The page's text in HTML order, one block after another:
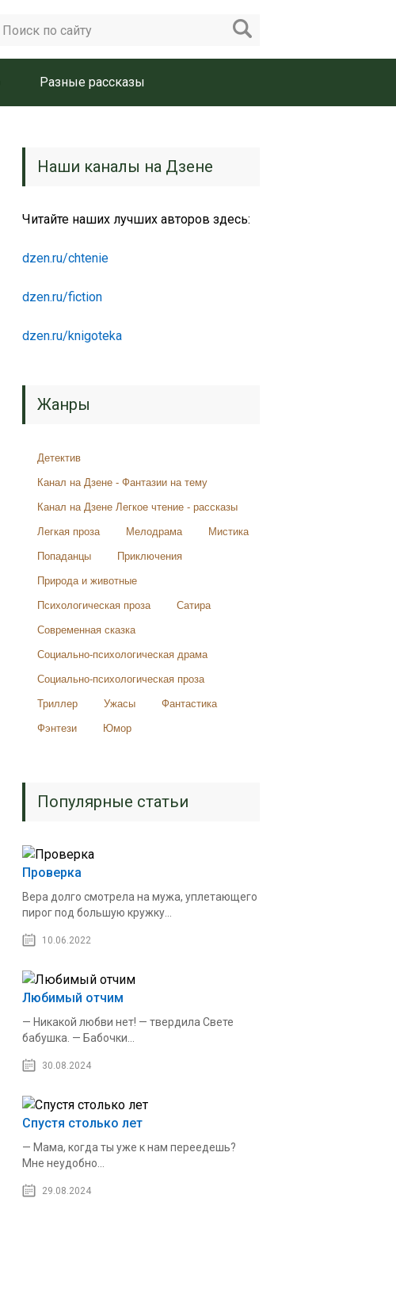
Разные рассказы
Наши каналы на Дзене
Читайте наших лучших авторов здесь:
dzen.ru/chtenie
dzen.ru/fiction
dzen.ru/knigoteka
Жанры
Детектив
Канал на Дзене - Фантазии на тему
Канал на Дзене Легкое чтение - рассказы
Легкая проза Мелодрама Мистика
Попаданцы Приключения
Природа и животные
Психологическая проза Сатира
Современная сказка
Социально-психологическая драма
Социально-психологическая проза
Триллер Ужасы Фантастика
Фэнтези Юмор
Популярные статьи
Проверка
Вера долго смотрела на мужа, уплетающего
пирог под большую кружку...
10.06.2022
Любимый отчим
— Никакой любви нет! — твердила Свете
бабушка. — Бабочки...
30.08.2024
Спустя столько лет
— Мама, когда ты уже к нам переедешь?
Мне неудобно...
29.08.2024